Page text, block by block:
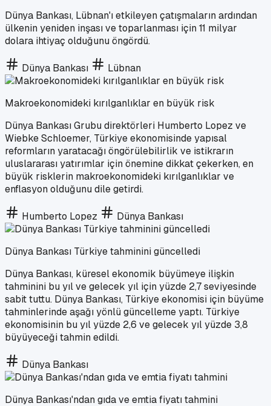
Dünya Bankası, Lübnan'ı etkileyen çatışmaların ardından
ülkenin yeniden inşası ve toparlanması için 11 milyar
dolara ihtiyaç olduğunu öngördü.
Dünya Bankası Lübnan
Makroekonomideki kırılganlıklar en büyük risk
Dünya Bankası Grubu direktörleri Humberto Lopez ve
Wiebke Schloemer, Türkiye ekonomisinde yapısal
reformların yaratacağı öngörülebilirlik ve istikrarın
uluslararası yatırımlar için önemine dikkat çekerken, en
büyük risklerin makroekonomideki kırılganlıklar ve
enflasyon olduğunu dile getirdi.
Humberto Lopez Dünya Bankası
Dünya Bankası Türkiye tahminini güncelledi
Dünya Bankası, küresel ekonomik büyümeye ilişkin
tahminini bu yıl ve gelecek yıl için yüzde 2,7 seviyesinde
sabit tuttu. Dünya Bankası, Türkiye ekonomisi için büyüme
tahminlerinde aşağı yönlü güncelleme yaptı. Türkiye
ekonomisinin bu yıl yüzde 2,6 ve gelecek yıl yüzde 3,8
büyüyeceği tahmin edildi.
Dünya Bankası
Dünya Bankası'ndan gıda ve emtia fiyatı tahmini